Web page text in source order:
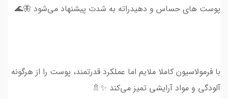
پوست های حساس و دهیدراته به شدت پیشنهاد می‌شود 🦋🌊
با فرمولاسیون کاملا ملایم اما عملکرد قدرتمند، پوست را از هرگونه
آلودگی و مواد آرایشی تمیز می‌کند ✨🚿